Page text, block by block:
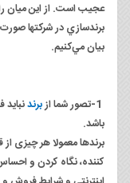
عجيب است. از اين ميان
برندسازي در شركتها
بيان مي‌كنيم.
برند
باشد.
برندها معمولا هر چیزی
کننده، نگاه کردن و